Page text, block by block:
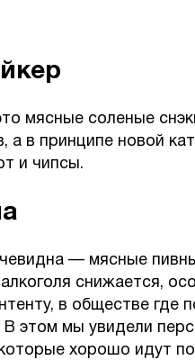
мясные соленые
а в принципе новой
и чипсы.
— мясные
алкоголя снижается,
в обществе где
В этом мы увидели
хорошо идут